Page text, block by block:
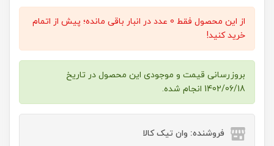
از این محصول فقط 0 عدد در انبار باقی مانده؛ پیش از اتمام
خرید کنید!
بروزرسانی قیمت و موجودی این محصول در تاریخ
1402/06/18 انجام شده.
فروشنده: وان تیک کالا